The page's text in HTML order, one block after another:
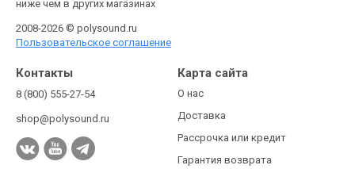
ниже чем в других магазинах
2008-2026 © polysound.ru
Пользовательское соглашение
Контакты
8 (800) 555-27-54
shop@polysound.ru
Карта сайта
О нас
Доставка
Рассрочка или кредит
Гарантия возврата